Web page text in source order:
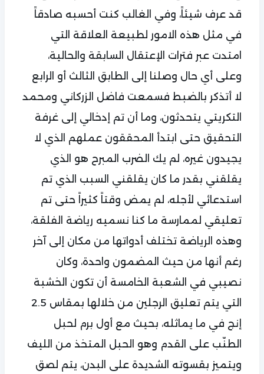
قد عرف شيئاً، وفي الغالب كنت أحسبه صادقاً
في مثل هذه الامور لطبيعة العلاقة التي
امتدت عبر فترات الإعتقال السابقة والحالية،
وعلى أي حال وصلنا إلى الطابق الثالث أو الرابع
لا أتذكر بالضبط فسمعت فاضل الزركاني ومحمد
التكريتي يتحدثون، وما أن تم إدخالي إلى غرفة
التحقيق حتى ابتدأ المحققون عملهم الذي لا
يجيدون غيره، لم يك الضرب المبرح هو الذي
يقلقني بقدر ما كان يقلقني السبب الذي تم
استدعائي لأجله، لم يمض وقتاً كثيراً حتى تم
تعليقي لممارسة ما كنا نسميه رياضة الفلقة،
وهذه الرياضة تختلف أدواتها من مكان إلى آخر
رغم أنها من حيث المضمون واحدة، وكان
نصيبي في الشعبة الخامسة أن تكون الخشبة
التي يتم تعليق الرجلين من خلالها بمقاس 2.5
إنج في ما يماثله، بحيث مع أول برم لحبل
الطنّب على القدم وهو الحبل المتخذ من الليف
ويتميز بقسوته الشديدة على البدن، يتم لصق